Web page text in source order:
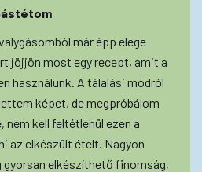
már épp elege
jöjjön most egy recept, amit a
használunk. A tálalási módról
képet, de megpróbálom
nem kell feltétlenül ezen a
az elkészült ételt. Nagyon
gyorsan elkészíthető finomság,